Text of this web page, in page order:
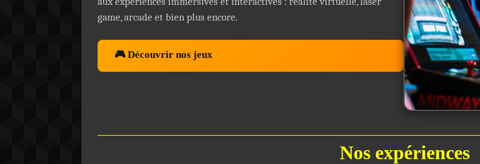
game, arcade et bien plus encore.
🎮 Découvrir nos jeux
Nos expériences